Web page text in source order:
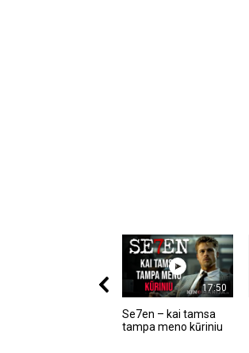
17:50
Se7en – kai tamsa
tampa meno kūriniu